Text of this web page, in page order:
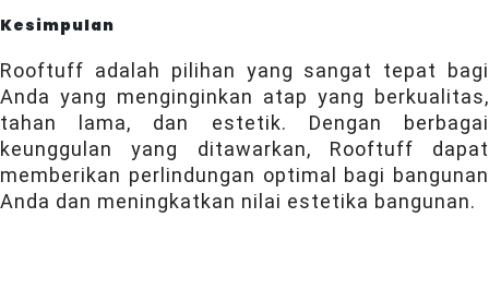
Kesimpulan
Rooftuff adalah pilihan yang sangat tepat bagi
Anda yang menginginkan atap yang berkualitas,
tahan lama, dan estetik. Dengan berbagai
keunggulan yang ditawarkan, Rooftuff dapat
memberikan perlindungan optimal bagi bangunan
Anda dan meningkatkan nilai estetika bangunan.